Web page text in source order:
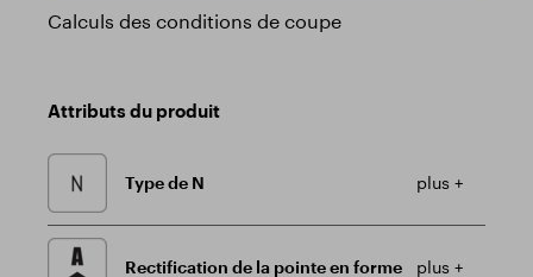
Calculs des conditions de coupe
Attributs du produit
Type de N plus +
Rectification de la pointe en forme
plus +